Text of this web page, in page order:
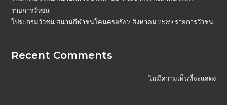
รายการวัวชน
โปรแกรมวัวชน สนามกีฬาชนโคนครตรัง 7 สิงหาคม 2569 รายการวัวชน
Recent Comments
ไม่มีความเห็นที่จะแสดง